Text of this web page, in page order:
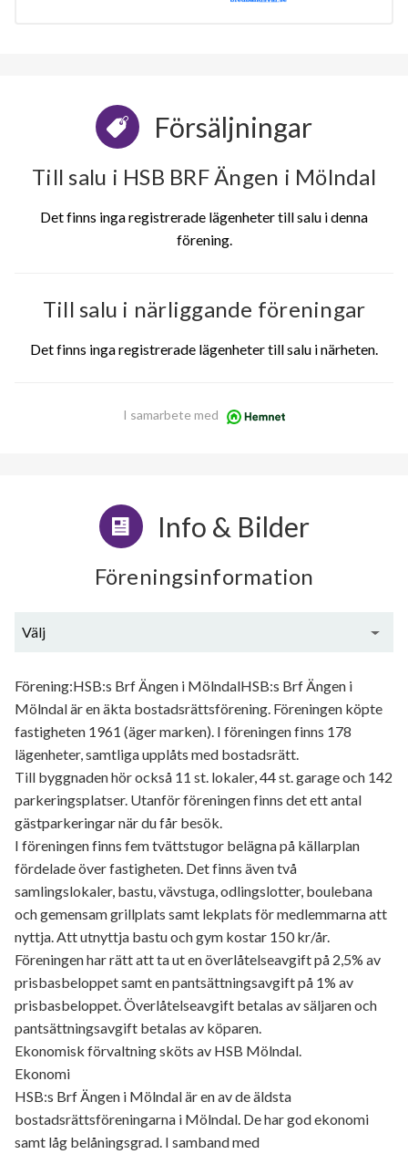
Försäljningar
Till salu i HSB BRF Ängen i Mölndal
Det finns inga registrerade lägenheter till salu i denna
förening.
Till salu i närliggande föreningar
Det finns inga registrerade lägenheter till salu i närheten.
I samarbete med
Info & Bilder
Föreningsinformation
Välj
Förening:HSB:s Brf Ängen i MölndalHSB:s Brf Ängen i
Mölndal är en äkta bostadsrättsförening. Föreningen köpte
fastigheten 1961 (äger marken). I föreningen finns 178
lägenheter, samtliga upplåts med bostadsrätt.
Till byggnaden hör också 11 st. lokaler, 44 st. garage och 142
parkeringsplatser. Utanför föreningen finns det ett antal
gästparkeringar när du får besök.
I föreningen finns fem tvättstugor belägna på källarplan
fördelade över fastigheten. Det finns även två
samlingslokaler, bastu, vävstuga, odlingslotter, boulebana
och gemensam grillplats samt lekplats för medlemmarna att
nyttja. Att utnyttja bastu och gym kostar 150 kr/år.
Föreningen har rätt att ta ut en överlåtelseavgift på 2,5% av
prisbasbeloppet samt en pantsättningsavgift på 1% av
prisbasbeloppet. Överlåtelseavgift betalas av säljaren och
pantsättningsavgift betalas av köparen.
Ekonomisk förvaltning sköts av HSB Mölndal.
Ekonomi
HSB:s Brf Ängen i Mölndal är en av de äldsta
bostadsrättsföreningarna i Mölndal. De har god ekonomi
samt låg belåningsgrad. I samband med